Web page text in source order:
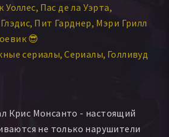
Уоллес Пас де ла Уэрта
Пит Гарднер Мэри Грилл
😎
сериалы Сериалы Голливуд
Крис Монсанто - настоящий
не только нарушители